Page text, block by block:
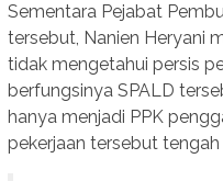
Sementara Pejabat
tersebut, Nanien Heryani
tidak mengetahui persis
berfungsinya SPALD
hanya menjadi PPK
pekerjaan tersebut